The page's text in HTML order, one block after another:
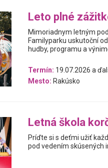
Leto plné
Mimoriadnym letným
Familyparku uskutoční
hudby, programu a
Termín: 19.07.2026 a
Mesto: Rakúsko
Letná škola
Príďte si s deťmi užiť
pod vedením skúsených